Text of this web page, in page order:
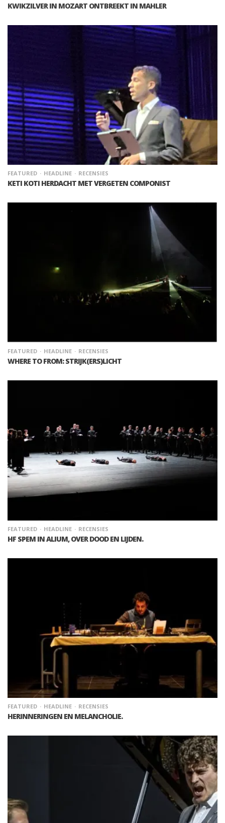
KWIKZILVER IN MOZART ONTBREEKT IN MAHLER
FEATURED HEADLINE RECENSIES
KETI KOTI HERDACHT MET VERGETEN COMPONIST
FEATURED HEADLINE RECENSIES
WHERE TO FROM: STRIJK(ERS)LICHT
FEATURED HEADLINE RECENSIES
HF SPEM IN ALIUM, OVER DOOD EN LIJDEN.
FEATURED HEADLINE RECENSIES
HERINNERINGEN EN MELANCHOLIE.